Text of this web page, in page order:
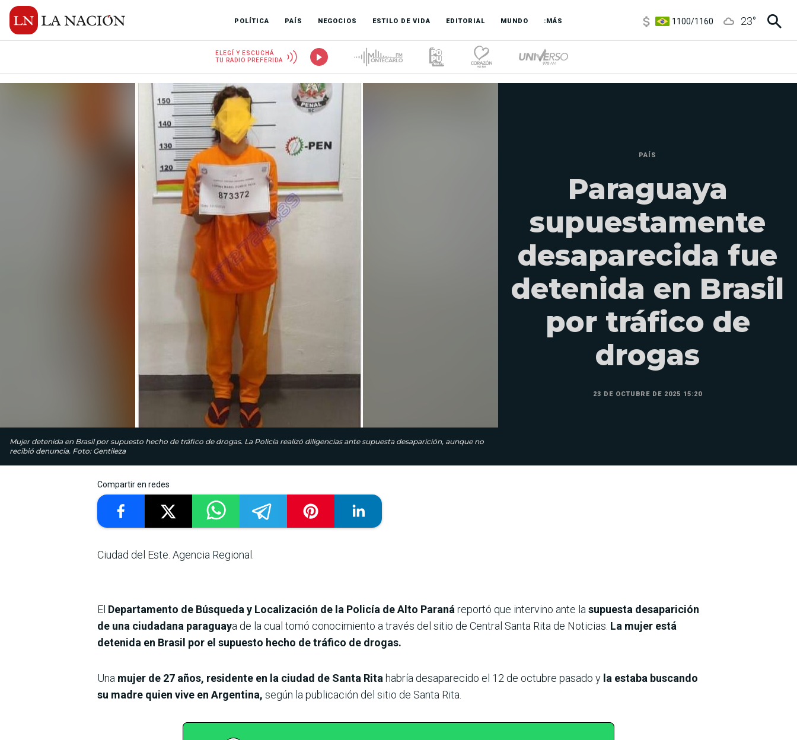
POLÍTICA PAÍS NEGOCIOS ESTILO DE VIDA EDITORIAL MUNDO :MÁS
3,6/3,9
23°
ELEGÍ Y ESCUCHÁ
TU RADIO PREFERIDA
Mujer detenida en Brasil por supuesto hecho de tráfico de drogas. La Policía realizó diligencias ante supuesta desaparición, aunque no
recibió denuncia. Foto: Gentileza
PAÍS
Paraguaya
supuestamente
desaparecida fue
detenida en Brasil
por tráfico de
drogas
23 DE OCTUBRE DE 2025 15:20
Compartir en redes
Ciudad del Este. Agencia Regional.
El Departamento de Búsqueda y Localización de la Policía de Alto Paraná reportó que intervino ante la supuesta desaparición
de una ciudadana paraguaya de la cual tomó conocimiento a través del sitio de Central Santa Rita de Noticias. La mujer está
detenida en Brasil por el supuesto hecho de tráfico de drogas.
Una mujer de 27 años, residente en la ciudad de Santa Rita habría desaparecido el 12 de octubre pasado y la estaba buscando
su madre quien vive en Argentina, según la publicación del sitio de Santa Rita.